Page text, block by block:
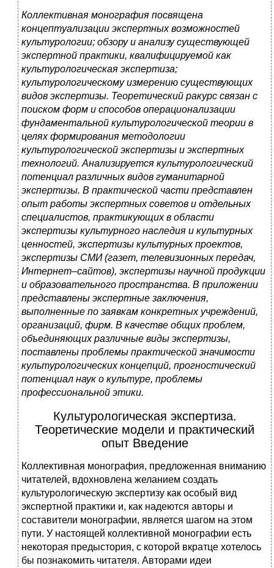
Коллективная монография посвящена
концептуализации экспертных возможностей
культурологии; обзору и анализу существующей
экспертной практики, квалифицируемой как
культурологическая экспертиза;
культурологическому измерению существующих
видов экспертизы. Теоретический ракурс связан с
поиском форм и способов операционализации
фундаментальной культурологической теории в
целях формирования методологии
культурологической экспертизы и экспертных
технологий. Анализируется культурологический
потенциал различных видов гуманитарной
экспертизы. В практической части представлен
опыт работы экспертных советов и отдельных
специалистов, практикующих в области
экспертизы культурного наследия и культурных
ценностей, экспертизы культурных проектов,
экспертизы СМИ (газет, телевизионных передач,
Интернет–сайтов), экспертизы научной продукции
и образовательного пространства. В приложении
представлены экспертные заключения,
выполненные по заявкам конкретных учреждений,
организаций, фирм. В качестве общих проблем,
объединяющих различные виды экспертизы,
поставлены проблемы практической значимости
культурологических концепций, прогностический
потенциал наук о культуре, проблемы
профессиональной этики.
Культурологическая экспертиза.
Теоретические модели и практический
опыт Введение
Коллективная монография, предложенная вниманию
читателей, вдохновлена желанием создать
культурологическую экспертизу как особый вид
экспертной практики и, как надеются авторы и
составители монографии, является шагом на этом
пути. У настоящей коллективной монографии есть
некоторая предыстория, с которой вкратце хотелось
бы познакомить читателя. Авторами идеи